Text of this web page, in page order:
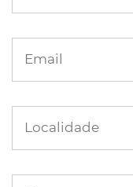
Email
Localidade